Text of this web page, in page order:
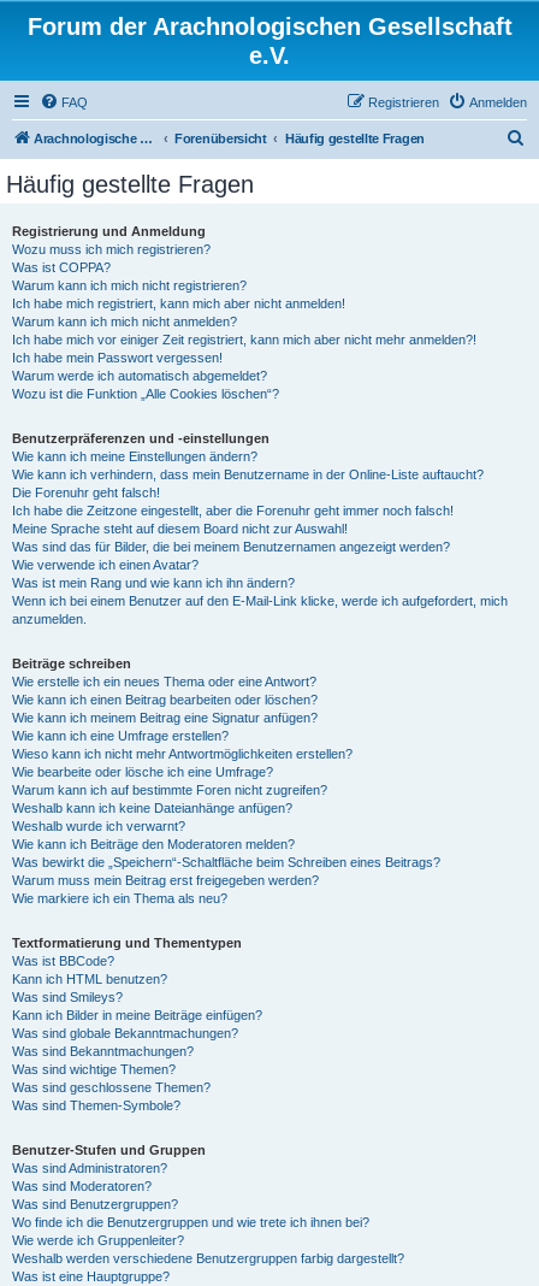
Forum der Arachnologischen Gesellschaft
e.V.
FAQ Anmelden
Registrieren
Arachnologische Gesellschaft e. V. Forenübersicht Häufig gestellte Fragen
Häufig gestellte Fragen
Registrierung und Anmeldung
Wozu muss ich mich registrieren?
Was ist COPPA?
Warum kann ich mich nicht registrieren?
Ich habe mich registriert, kann mich aber nicht anmelden!
Warum kann ich mich nicht anmelden?
Ich habe mich vor einiger Zeit registriert, kann mich aber nicht mehr anmelden?!
Ich habe mein Passwort vergessen!
Warum werde ich automatisch abgemeldet?
Wozu ist die Funktion „Alle Cookies löschen“?
Benutzerpräferenzen und -einstellungen
Wie kann ich meine Einstellungen ändern?
Wie kann ich verhindern, dass mein Benutzername in der Online-Liste auftaucht?
Die Forenuhr geht falsch!
Ich habe die Zeitzone eingestellt, aber die Forenuhr geht immer noch falsch!
Meine Sprache steht auf diesem Board nicht zur Auswahl!
Was sind das für Bilder, die bei meinem Benutzernamen angezeigt werden?
Wie verwende ich einen Avatar?
Was ist mein Rang und wie kann ich ihn ändern?
Wenn ich bei einem Benutzer auf den E-Mail-Link klicke, werde ich aufgefordert, mich
anzumelden.
Beiträge schreiben
Wie erstelle ich ein neues Thema oder eine Antwort?
Wie kann ich einen Beitrag bearbeiten oder löschen?
Wie kann ich meinem Beitrag eine Signatur anfügen?
Wie kann ich eine Umfrage erstellen?
Wieso kann ich nicht mehr Antwortmöglichkeiten erstellen?
Wie bearbeite oder lösche ich eine Umfrage?
Warum kann ich auf bestimmte Foren nicht zugreifen?
Weshalb kann ich keine Dateianhänge anfügen?
Weshalb wurde ich verwarnt?
Wie kann ich Beiträge den Moderatoren melden?
Was bewirkt die „Speichern“-Schaltfläche beim Schreiben eines Beitrags?
Warum muss mein Beitrag erst freigegeben werden?
Wie markiere ich ein Thema als neu?
Textformatierung und Thementypen
Was ist BBCode?
Kann ich HTML benutzen?
Was sind Smileys?
Kann ich Bilder in meine Beiträge einfügen?
Was sind globale Bekanntmachungen?
Was sind Bekanntmachungen?
Was sind wichtige Themen?
Was sind geschlossene Themen?
Was sind Themen-Symbole?
Benutzer-Stufen und Gruppen
Was sind Administratoren?
Was sind Moderatoren?
Was sind Benutzergruppen?
Wo finde ich die Benutzergruppen und wie trete ich ihnen bei?
Wie werde ich Gruppenleiter?
Weshalb werden verschiedene Benutzergruppen farbig dargestellt?
Was ist eine Hauptgruppe?